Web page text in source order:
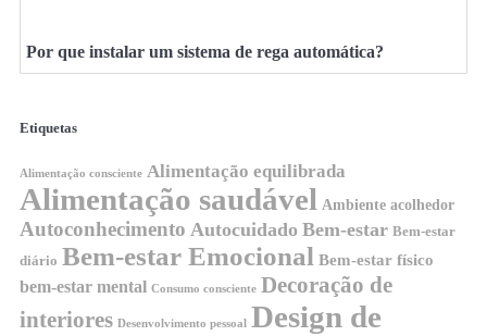
Por que instalar um sistema de rega automática?
Etiquetas
Alimentação consciente Alimentação equilibrada
Alimentação saudável Ambiente acolhedor
Autoconhecimento Autocuidado Bem-estar Bem-estar
diário Bem-estar Emocional Bem-estar físico
bem-estar mental Consumo consciente Decoração de
interiores Desenvolvimento pessoal
Design de